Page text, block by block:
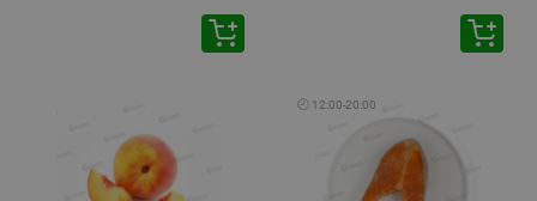
🕘 12:00-20:00